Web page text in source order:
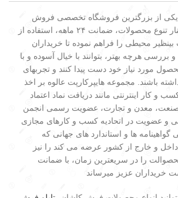
یکی از بزرگترین فروشگاه تخصصی فروش
فرش در کشور، در کنار تنوع محصولات، ضمانت ۲۴ ماهه، استفاده از
بینظیر محیطی را فراهم نموده تا خریداران
هرچه بهتر، بتوانند با خیال آسوده و با
مورد نیاز خود دست پیدا کنند و تجربهای
باشند. مجموعه هایپرکارپت عالوه بر اخذ
و کار اینترنتی مانند دریافت نماد اعتماد
صنعت، معدن و تجارت، عضویت رسمی انجمن
و عضویت در اتحادیه کسب و کارهای مجازی
گواهینامه ها و استاندارد های جهانی که
و خارج از کشور عرضه می کند را نیز
را در سریعترین زمان، با ضمانت
خریداران عزیز میرساند